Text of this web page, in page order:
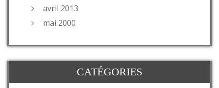
avril 2013
mai 2000
CATÉGORIES